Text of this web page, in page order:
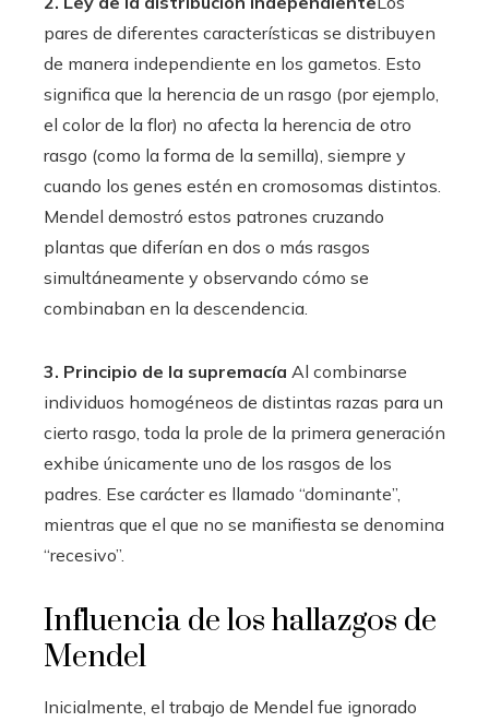
pares de diferentes características se distribuyen
de manera independiente en los gametos. Esto
significa que la herencia de un rasgo (por ejemplo,
el color de la flor) no afecta la herencia de otro
rasgo (como la forma de la semilla), siempre y
cuando los genes estén en cromosomas distintos.
Mendel demostró estos patrones cruzando
plantas que diferían en dos o más rasgos
simultáneamente y observando cómo se
combinaban en la descendencia.
3. Principio de la supremacía Al combinarse
individuos homogéneos de distintas razas para un
cierto rasgo, toda la prole de la primera generación
exhibe únicamente uno de los rasgos de los
padres. Ese carácter es llamado “dominante”,
mientras que el que no se manifiesta se denomina
“recesivo”.
Influencia de los hallazgos de
Mendel
Inicialmente, el trabajo de Mendel fue ignorado